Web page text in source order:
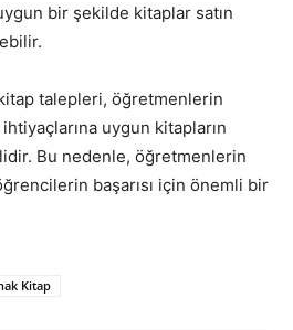
bir şekilde kitaplar satın
talepleri, öğretmenlerin
uygun kitapların
Bu nedenle, öğretmenlerin
başarısı için önemli bir
Kitap